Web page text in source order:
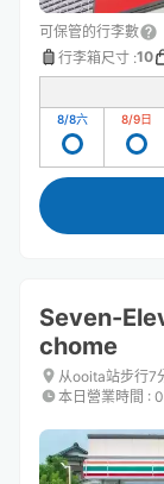
可保管的行李數
行李箱尺寸 :10
8/8六 8/9日
Seven-
chome
从ooita站步行7
本日營業時間 :